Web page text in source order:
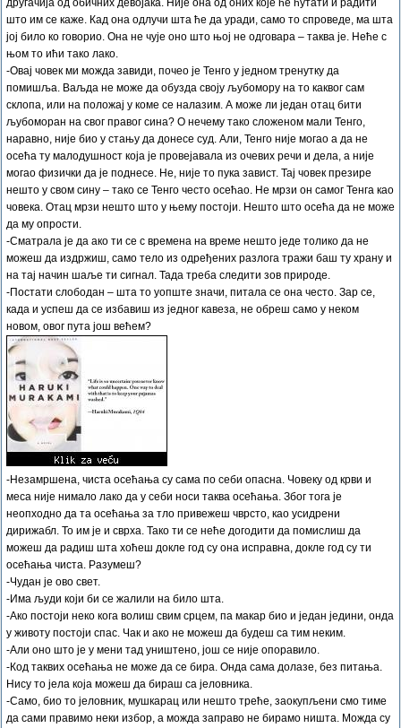
другачија од обичних девојака. Није она од оних које ће ћутати и радити
што им се каже. Кад она одлучи шта ће да уради, само то спроведе, ма шта
јој било ко говорио. Она не чује оно што њој не одговара – таква је. Неће с
њом то ићи тако лако.
-Овај човек ми можда завиди, почео је Тенго у једном тренутку да
помишља. Ваљда не може да обузда своју љубомору на то каквог сам
склопа, или на положај у коме се налазим. А може ли један отац бити
љубоморан на свог правог сина? О нечему тако сложеном мали Тенго,
наравно, није био у стању да донесе суд. Али, Тенго није могао а да не
осећа ту малодушност која је провејавала из очевих речи и дела, а није
могао физички да је поднесе. Не, није то пука завист. Тај човек презире
нешто у свом сину – тако се Тенго често осећао. Не мрзи он самог Тенга као
човека. Отац мрзи нешто што у њему постоји. Нешто што осећа да не може
да му опрости.
-Сматрала је да ако ти се с времена на време нешто једе толико да не
можеш да издржиш, само тело из одређених разлога тражи баш ту храну и
на тај начин шаље ти сигнал. Тада треба следити зов природе.
-Постати слободан – шта то уопште значи, питала се она често. Зар се,
када и успеш да се избавиш из једног кавеза, не обреш само у неком
новом, овог пута још већем?
-Незамршена, чиста осећања су сама по себи опасна. Човеку од крви и
меса није нимало лако да у себи носи таква осећања. Због тога је
неопходно да та осећања за тло привежеш чврсто, као усидрени
дирижабл. То им је и сврха. Тако ти се неће догодити да помислиш да
можеш да радиш шта хоћеш докле год су она исправна, докле год су ти
осећања чиста. Разумеш?
-Чудан је ово свет.
-Има људи који би се жалили на било шта.
-Ако постоји неко кога волиш свим срцем, па макар био и један једини, онда
у животу постоји спас. Чак и ако не можеш да будеш са тим неким.
-Али оно што је у мени тад уништено, још се није опоравило.
-Код таквих осећања не може да се бира. Онда сама долазе, без питања.
Нису то јела која можеш да бираш са јеловника.
-Само, био то јеловник, мушкарац или нешто треће, заокупљени смо тиме
да сами правимо неки избор, а можда заправо не бирамо ништа. Можда су